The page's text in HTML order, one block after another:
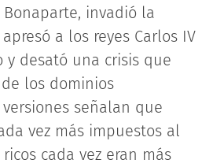
invadió la
a los reyes Carlos IV
y desató una crisis que
los dominios
señalan que
vez más impuestos al
cada vez eran más